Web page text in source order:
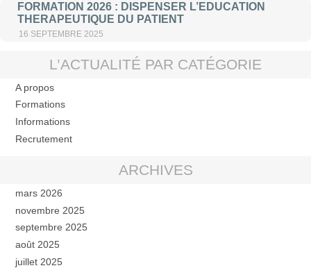
FORMATION 2026 : DISPENSER L’EDUCATION
THERAPEUTIQUE DU PATIENT
16 SEPTEMBRE 2025
L’ACTUALITÉ PAR CATÉGORIE
A propos
Formations
Informations
Recrutement
ARCHIVES
mars 2026
novembre 2025
septembre 2025
août 2025
juillet 2025